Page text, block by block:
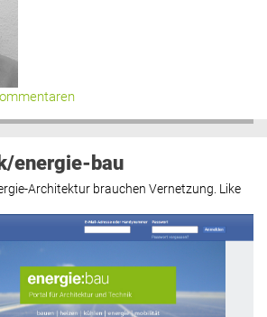
energie-bau
Architektur brauchen Vernetzung. Like